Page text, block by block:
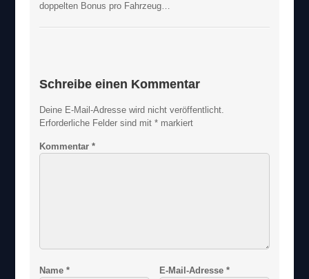
doppelten Bonus pro Fahrzeug…
Schreibe einen Kommentar
Deine E-Mail-Adresse wird nicht veröffentlicht.
Erforderliche Felder sind mit* markiert
Kommentar*
Name* E-Mail-Adresse *